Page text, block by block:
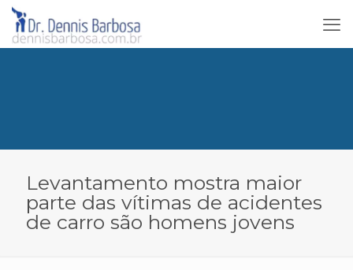
Levantamento mostra maior
parte das vítimas de acidentes
de carro são homens jovens